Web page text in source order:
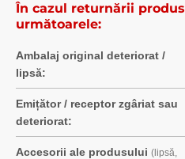
În cazul returnării
următoarele:
Ambalaj original deteriorat /
lipsă:
Emițător / receptor zgâriat sau
deteriorat:
Accesorii ale produsului (lipsă,